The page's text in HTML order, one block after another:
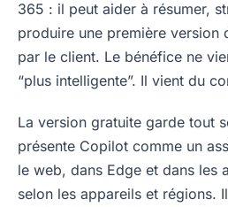
365 : il peut aider à résumer,
produire une première version
par le client. Le bénéfice ne
“plus intelligente”. Il vient du
La version gratuite garde tout
présente Copilot comme un
le web, dans Edge et dans les
selon les appareils et régions.